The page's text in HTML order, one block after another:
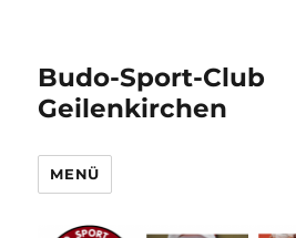
Budo-Sport-Club
Geilenkirchen
MENÜ